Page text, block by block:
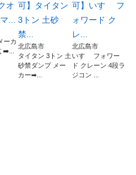
オ
...
ーカ
➡️...
可】タイタン
3トン 土砂
禁...
北広島市
タイタン 3トン 土
砂禁ダンプ メー
カー➡...
可】いすゞ フ
ォワード ク
レ...
北広島市
いすゞ フォワー
ド クレーン 4段ラ
ジコン ...